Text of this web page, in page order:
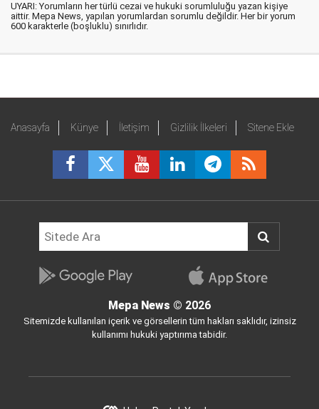
UYARI: Yorumların her türlü cezai ve hukuki sorumluluğu yazan kişiye
aittir. Mepa News, yapılan yorumlardan sorumlu değildir. Her bir yorum
600 karakterle (boşluklu) sınırlıdır.
Anasayfa Künye İletişim Gizlilik İlkeleri Sitene Ekle
Mepa News © 2026
Sitemizde kullanılan içerik ve görsellerin tüm hakları saklıdır, izinsiz
kullanımı hukuki yaptırıma tabidir.